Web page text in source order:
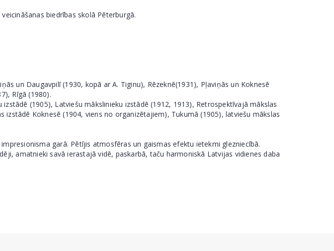
biedrības skolā Pēterburgā.
un Daugavpilī (1930, kopā ar A. Tiginu), Rēzeknē(1931), Pļaviņās un Koknesē
Rīgā (1980).
(1905), Latviešu mākslinieku izstādē (1912, 1913), Retrospektīvajā mākslas
Koknesē (1904, viens no organizētajiem), Tukumā (1905), latviešu mākslas
garā. Pētījis atmosfēras un gaismas efektu ietekmi glezniecībā.
amatnieki savā ierastajā vidē, paskarbā, taču harmoniskā Latvijas vidienes daba